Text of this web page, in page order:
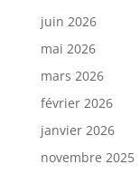
juin 2026
mai 2026
mars 2026
février 2026
janvier 2026
novembre 2025